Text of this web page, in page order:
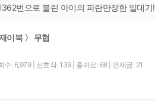
번으로 불린 아이의 파란만장한 일대기!
이북 〉 무협
수: 6,979 선호작: 139 좋아요: 68 연재글: 21